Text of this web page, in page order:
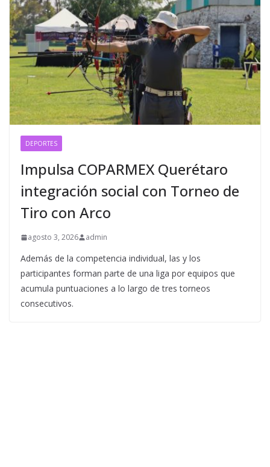
DEPORTES
Impulsa COPARMEX Querétaro
integración social con Torneo de
Tiro con Arco
agosto 3, 2026 admin
Además de la competencia individual, las y los
participantes forman parte de una liga por equipos que
acumula puntuaciones a lo largo de tres torneos
consecutivos.